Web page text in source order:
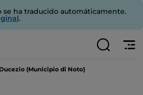
se ha traducido automáticamente.
.
(Municipio di Noto)